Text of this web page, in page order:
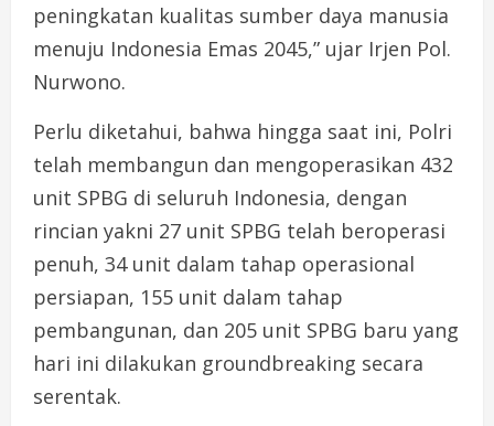
peningkatan kualitas sumber daya manusia
menuju Indonesia Emas 2045,” ujar Irjen Pol.
Nurwono.
Perlu diketahui, bahwa hingga saat ini, Polri
telah membangun dan mengoperasikan 432
unit SPBG di seluruh Indonesia, dengan
rincian yakni 27 unit SPBG telah beroperasi
penuh, 34 unit dalam tahap operasional
persiapan, 155 unit dalam tahap
pembangunan, dan 205 unit SPBG baru yang
hari ini dilakukan groundbreaking secara
serentak.